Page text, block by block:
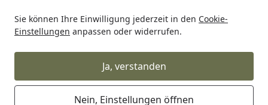
Sie können Ihre Einwilligung jederzeit in den Cookie-
Einstellungen anpassen oder widerrufen.
Ja, verstanden
Nein, Einstellungen öffnen
Startseite
OSMO OSMO Fassadenverkleidung OSMO Fassade
OSMO Fassade ZUB Alu
Lüftungswinkel 0,8 mm beidseitig
Lochung 92/185 cm²/lfm VE 1 Stk.